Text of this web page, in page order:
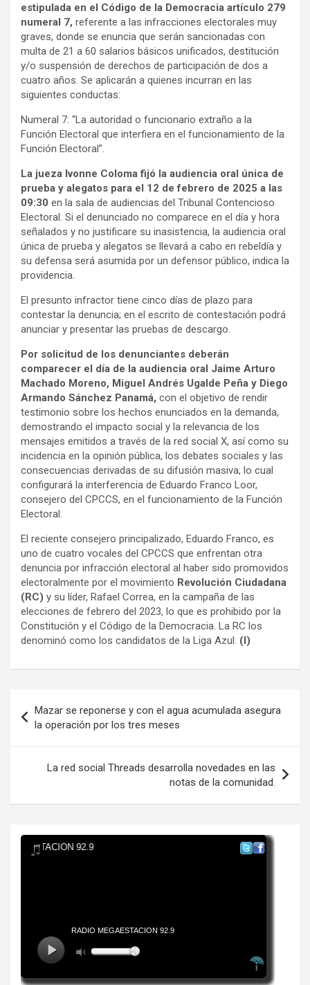
estipulada en el Código de la Democracia artículo 279
numeral 7, referente a las infracciones electorales muy
graves, donde se enuncia que serán sancionadas con
multa de 21 a 60 salarios básicos unificados, destitución
y/o suspensión de derechos de participación de dos a
cuatro años. Se aplicarán a quienes incurran en las
siguientes conductas:
Numeral 7: “La autoridad o funcionario extraño a la
Función Electoral que interfiera en el funcionamiento de la
Función Electoral”.
La jueza Ivonne Coloma fijó la audiencia oral única de
prueba y alegatos para el 12 de febrero de 2025 a las
09:30 en la sala de audiencias del Tribunal Contencioso
Electoral. Si el denunciado no comparece en el día y hora
señalados y no justificare su inasistencia, la audiencia oral
única de prueba y alegatos se llevará a cabo en rebeldía y
su defensa será asumida por un defensor público, indica la
providencia.
El presunto infractor tiene cinco días de plazo para
contestar la denuncia; en el escrito de contestación podrá
anunciar y presentar las pruebas de descargo.
Por solicitud de los denunciantes deberán
comparecer el día de la audiencia oral Jaime Arturo
Machado Moreno, Miguel Andrés Ugalde Peña y Diego
Armando Sánchez Panamá, con el objetivo de rendir
testimonio sobre los hechos enunciados en la demanda,
demostrando el impacto social y la relevancia de los
mensajes emitidos a través de la red social X, así como su
incidencia en la opinión pública, los debates sociales y las
consecuencias derivadas de su difusión masiva, lo cual
configurará la interferencia de Eduardo Franco Loor,
consejero del CPCCS, en el funcionamiento de la Función
Electoral.
El reciente consejero principalizado, Eduardo Franco, es
uno de cuatro vocales del CPCCS que enfrentan otra
denuncia por infracción electoral al haber sido promovidos
electoralmente por el movimiento Revolución Ciudadana
(RC) y su líder, Rafael Correa, en la campaña de las
elecciones de febrero del 2023, lo que es prohibido por la
Constitución y el Código de la Democracia. La RC los
denominó como los candidatos de la Liga Azul. (I)
de
entradas
Mazar se reponerse y con el agua acumulada asegura
la operación por los tres meses
La red social Threads desarrolla novedades en las
notas de la comunidad.